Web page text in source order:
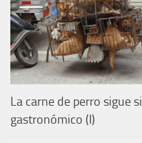
La carne de perro sigue
gastronómico (I)